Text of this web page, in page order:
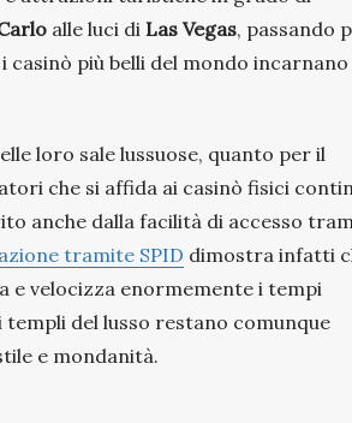
alle luci di Las Vegas, passando
i casinò più belli del mondo incarnano
loro sale lussuose, quanto per il
che si affida ai casinò fisici
anche dalla facilità di accesso
tramite SPID dimostra infatti
e velocizza enormemente i tempi
del lusso restano comunque
e mondanità.